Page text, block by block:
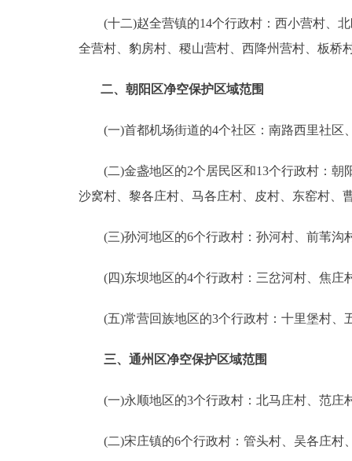
(十二)赵全营镇的14个行政村：西小营村、北
全营村、豹房村、稷山营村、西降州营村、
二、朝阳区净空保护区域范围
(一)首都机场街道的4个社区：南路西里社区
(二)金盏地区的2个居民区和13个行政村：朝
沙窝村、黎各庄村、马各庄村、皮村、东窑村、
(三)孙河地区的6个行政村：孙河村、前苇沟
(四)东坝地区的4个行政村：三岔河村、焦庄
(五)常营回族地区的3个行政村：十里堡村、
三、通州区净空保护区域范围
(一)永顺地区的3个行政村：北马庄村、范庄
(二)宋庄镇的6个行政村：管头村、吴各庄村